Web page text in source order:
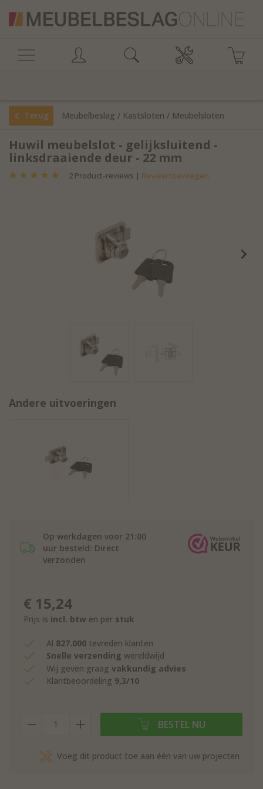
Terug Meubelbeslag / Kastsloten / Meubelsloten
Huwil meubelslot - gelijksluitend -
linksdraaiende deur - 22 mm
2 Product-reviews | Review toevoegen
Andere uitvoeringen
Op werkdagen voor 21:00
uur besteld: Direct
verzonden
€ 15,24
Prijs is incl. btw en per stuk
Al 827.000 tevreden klanten
Snelle verzending wereldwijd
Wij geven graag vakkundig advies
Klantbeoordeling 9,3/10
BESTEL NU
Voeg dit product toe aan één van uw projecten